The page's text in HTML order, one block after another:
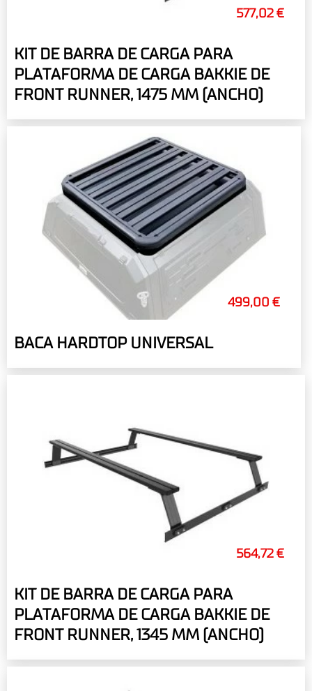
577,02 €
KIT DE BARRA DE CARGA PARA
PLATAFORMA DE CARGA BAKKIE DE
FRONT RUNNER, 1475 MM (ANCHO)
499,00 €
BACA HARDTOP UNIVERSAL
564,72 €
KIT DE BARRA DE CARGA PARA
PLATAFORMA DE CARGA BAKKIE DE
FRONT RUNNER, 1345 MM (ANCHO)